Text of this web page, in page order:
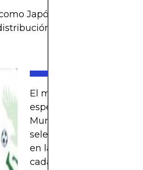
Japón, Corea del Sur o
de las sedes en
El mundo del fútbol
espera llena de
Mundial 2026 se acerca
selecciones pelean por
en la cita más grande,
cada partido define